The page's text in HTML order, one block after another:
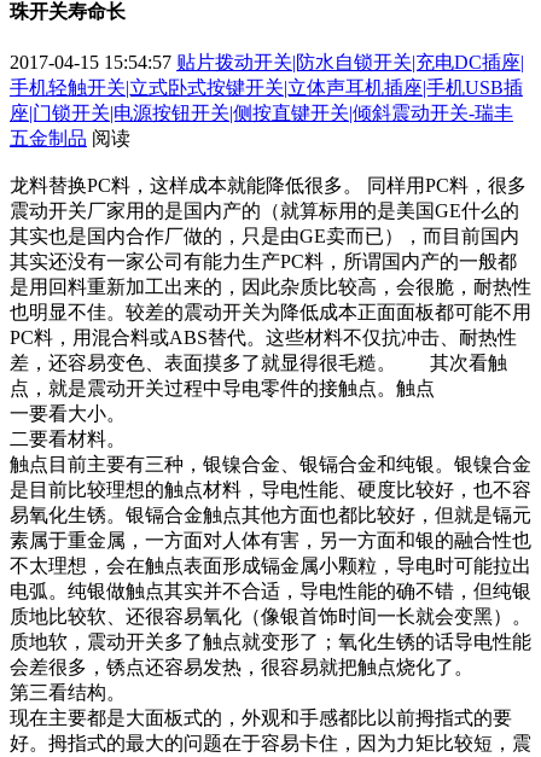
珠开关寿命长
2017-04-15 15:54:57 贴片拨动开关|防水自锁开关|充电DC插座|
手机轻触开关|立式卧式按键开关|立体声耳机插座|手机USB插
座|门锁开关|电源按钮开关|侧按直键开关|倾斜震动开关-瑞丰
五金制品 阅读
龙料替换PC料，这样成本就能降低很多。 同样用PC料，很多
震动开关厂家用的是国内产的（就算标用的是美国GE什么的
其实也是国内合作厂做的，只是由GE卖而已），而目前国内
其实还没有一家公司有能力生产PC料，所谓国内产的一般都
是用回料重新加工出来的，因此杂质比较高，会很脆，耐热性
也明显不佳。较差的震动开关为降低成本正面面板都可能不用
PC料，用混合料或ABS替代。这些材料不仅抗冲击、耐热性
差，还容易变色、表面摸多了就显得很毛糙。 其次看触
点，就是震动开关过程中导电零件的接触点。触点
一要看大小。
二要看材料。
触点目前主要有三种，银镍合金、银镉合金和纯银。银镍合金
是目前比较理想的触点材料，导电性能、硬度比较好，也不容
易氧化生锈。银镉合金触点其他方面也都比较好，但就是镉元
素属于重金属，一方面对人体有害，另一方面和银的融合性也
不太理想，会在触点表面形成镉金属小颗粒，导电时可能拉出
电弧。纯银做触点其实并不合适，导电性能的确不错，但纯银
质地比较软、还很容易氧化（像银首饰时间一长就会变黑）。
质地软，震动开关多了触点就变形了；氧化生锈的话导电性能
会差很多，锈点还容易发热，很容易就把触点烧化了。
第三看结构。
现在主要都是大面板式的，外观和手感都比以前拇指式的要
好。拇指式的最大的问题在于容易卡住，因为力矩比较短，震